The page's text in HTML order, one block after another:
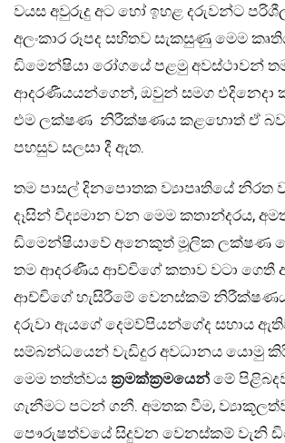
වයස අවුරුදු අට හෝ ඉහළ දරුවන්ට
අලංකාර රූපද සහිතව සැකසුණු මෙම
ඩිමෙන්ෂියා රෝගයේ පළමු අවස්ථාවන්
ආදරණීයයන්ගෙන්, ඔවුන් සමග එදිනෙදා
එම ලක්ෂණ නිරීක්ෂණය කළහොත් ඒ බව
පහසුව සලසා දී ඇත.
තම පාසල් දිනපොතක ව්‍යාපෘතියේ නිරත
දෑසින් විද්‍යමාන වන මෙම කතාන්දරය,
ඩිමෙන්ෂියාවේ අනෙකුත් මූලික ලක්ෂණ
තම ආදරණීය ආච්චිගේ කතාව වටා ගෙතී
ආච්චිගේ හැසිරීමේ වෙනස්කම්
දරුවා ඇයගේ දෙමව්පියන්ගේද සහාය
සම්බන්ධයෙන් වැඩිදුර අවධානය යොමු
මෙම තත්ත්වය ක්‍රමක්ක්‍රමයෙන් මේ
ගැනීමට පටන් ගනී. අමතක වීම,
පෞරුෂත්වයේ සිදුවන වෙනස්කම් වැනි